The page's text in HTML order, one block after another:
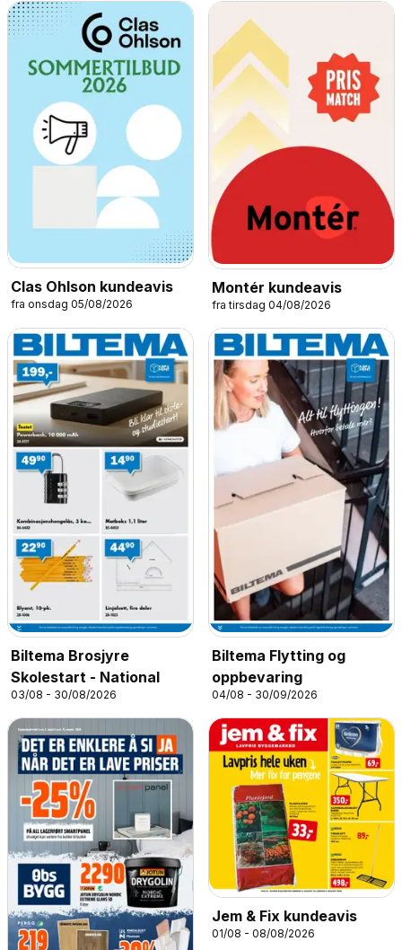
Clas Ohlson kundeavis
fra onsdag 05/08/2026
Montér kundeavis
fra tirsdag 04/08/2026
Biltema Brosjyre
Skolestart - National
03/08 - 30/08/2026
Biltema Flytting og
oppbevaring
04/08 - 30/09/2026
Jem & Fix kundeavis
01/08 - 08/08/2026